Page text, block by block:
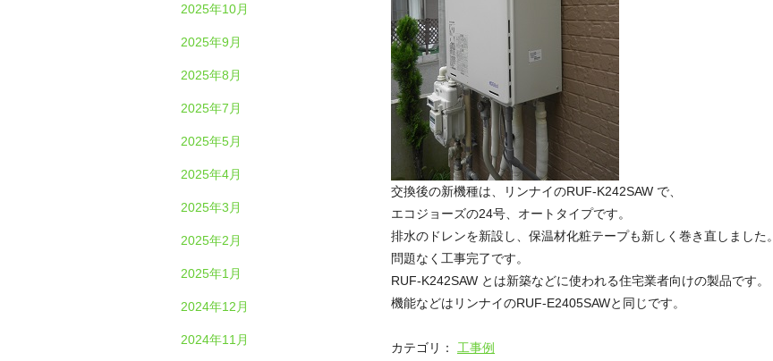
2025年10月
2025年9月
2025年8月
2025年7月
2025年5月
2025年4月
2025年3月
2025年2月
2025年1月
2024年12月
2024年11月
交換後の新機種は、リンナイのRUF-K242SAW で、
エコジョーズの24号、オートタイプです。
排水のドレンを新設し、保温材化粧テープも新しく巻き直しました。
問題なく工事完了です。
RUF-K242SAW とは新築などに使われる住宅業者向けの製品です。
機能などはリンナイのRUF-E2405SAWと同じです。
カテゴリ： 工事例